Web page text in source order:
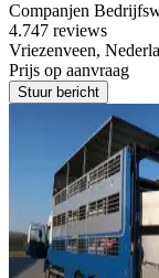
Companjen
4.747 reviews
Vriezenveen,
Prijs op aanvraag
Stuur bericht